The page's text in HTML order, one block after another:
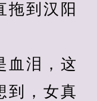
拖到汉阳
泪，这
到，女真